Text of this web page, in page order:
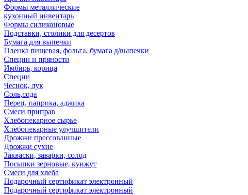
Формы металлические
кухонный инвентарь
Формы силиконовые
Подставки, столики для десертов
Бумага для выпечки
Пленка пищевая, фольга, бумага д/выпечки
Специи и пряности
Имбирь, корица
Специи
Чеснок, лук
Соль,сода
Перец, паприка, аджика
Смеси приправ
Хлебопекарное сырье
Хлебопекарные улучшители
Дрожжи прессованные
Дрожжи сухие
Закваски, заварки, солод
Посыпки зерновые, кунжут
Смеси для хлеба
Подарочный сертификат электронный
Подарочный сертификат электронный